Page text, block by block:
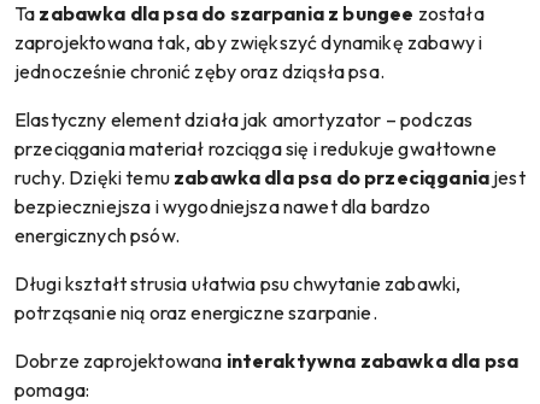
Ta zabawka dla psa do szarpania z bungee została
zaprojektowana tak, aby zwiększyć dynamikę zabawy i
jednocześnie chronić zęby oraz dziąsła psa.
Elastyczny element działa jak amortyzator – podczas
przeciągania materiał rozciąga się i redukuje gwałtowne
ruchy. Dzięki temu zabawka dla psa do przeciągania jest
bezpieczniejsza i wygodniejsza nawet dla bardzo
energicznych psów.
Długi kształt strusia ułatwia psu chwytanie zabawki,
potrząsanie nią oraz energiczne szarpanie.
Dobrze zaprojektowana interaktywna zabawka dla psa
pomaga: